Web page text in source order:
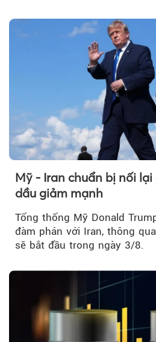
Mỹ - Iran chuẩn bị nối
dầu giảm mạnh
Tổng thống Mỹ Donald
đàm phán với Iran, thông
sẽ bắt đầu trong ngày 3/8.